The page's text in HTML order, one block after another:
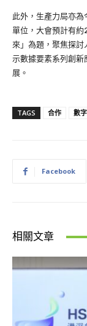
此外，生產力局亦
單位，大會預計有
來」為題，聚焦探
示數據要素系列創新
展。
TAGS 合作 數
Facebook
相關文章